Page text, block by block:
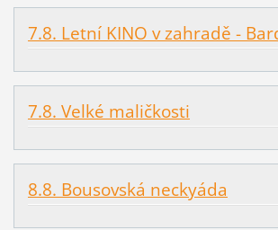
7.8. Letní KINO v zahradě -
7.8. Velké maličkosti
8.8. Bousovská neckyáda